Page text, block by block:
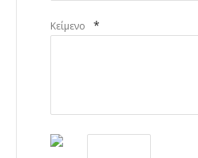
Κείμενο *